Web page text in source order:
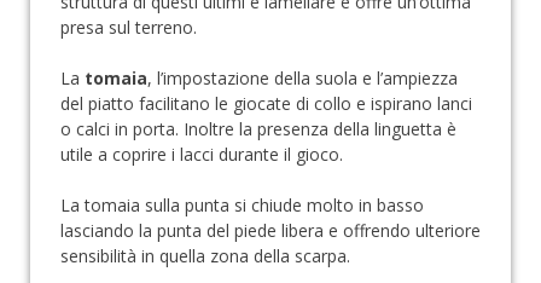
presa sul terreno.
La tomaia, l’impostazione della suola e l’ampiezza
del piatto facilitano le giocate di collo e ispirano lanci
o calci in porta. Inoltre la presenza della linguetta è
utile a coprire i lacci durante il gioco.
La tomaia sulla punta si chiude molto in basso
lasciando la punta del piede libera e offrendo ulteriore
sensibilità in quella zona della scarpa.